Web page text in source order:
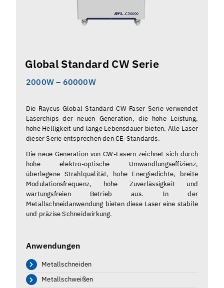
Global Standard CW Serie
2000W – 60000W
Die Raycus Global Standard CW Faser Serie verwendet
Laserchips der neuen Generation, die hohe Leistung,
hohe Helligkeit und lange Lebensdauer bieten. Alle Laser
dieser Serie entsprechen den CE-Standards.
Die neue Generation von CW-Lasern zeichnet sich durch
hohe elektro-optische Umwandlungseffizienz,
überlegene Strahlqualität, hohe Energiedichte, breite
Modulationsfrequenz, hohe Zuverlässigkeit und
wartungsfreien Betrieb aus. In der
Metallschneidanwendung bieten diese Laser eine stabile
und präzise Schneidwirkung.
Anwendungen
Metallschneiden
Metallschweißen